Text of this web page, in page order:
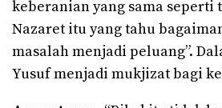
keberanian yang sama seperti
Nazaret itu yang tahu
masalah menjadi peluang”.
Yusuf menjadi mukjizat bagi